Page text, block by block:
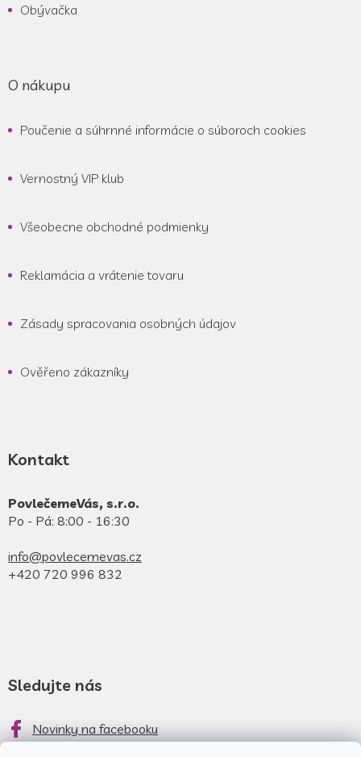
Obývačka
O nákupu
Poučenie a súhrnné informácie o súboroch cookies
Vernostný VIP klub
Všeobecne obchodné podmienky
Reklamácia a vrátenie tovaru
Zásady spracovania osobných údajov
Ověřeno zákazníky
Kontakt
PovlečemeVás, s.r.o.
Po - Pá: 8:00 - 16:30
info@povlecemevas.cz
+420 720 996 832
Sledujte nás
Novinky na facebooku